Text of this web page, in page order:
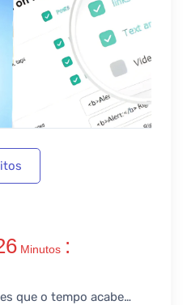
Minutos :
que o tempo acabe…